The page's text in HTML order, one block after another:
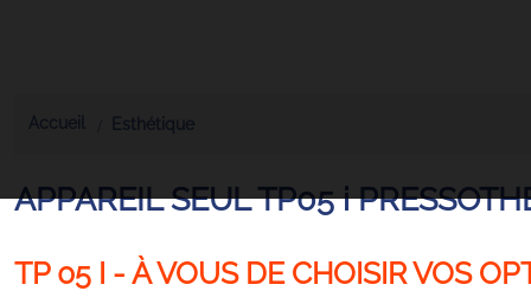
Accueil Esthétique
APPAREIL SEUL TP05 i
TP 05 I - À VOUS DE CHOISIR VOS